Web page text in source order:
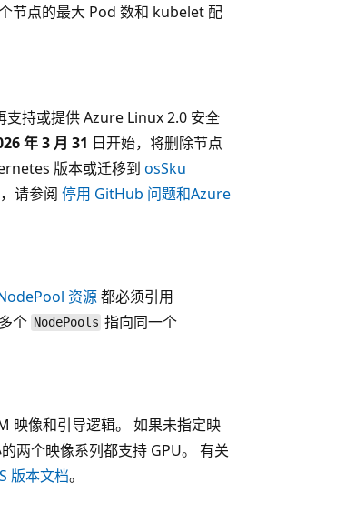
节点的最大 Pod 数和 kubelet 配
持或提供 Azure Linux 2.0 安全
年 3 月 31 日开始，将删除节点
版本或迁移到 osSku
请参阅 停用 GitHub 问题和Azure
资源都必须引用
个 NodePools 指向同一个
映像和引导逻辑。 如果未指定映
两个映像系列都支持 GPU。 有关
版本文档。